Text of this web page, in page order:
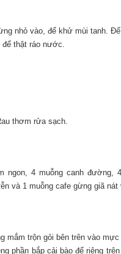
nhỏ vào, để khử mùi tanh.
thật ráo nước.
thơm rửa sạch.
ngon, 4 muỗng canh đường,
và 1 muỗng cafe gừng giã nát
trộn gỏi bên trên vào
phần bắp cải bào để riêng